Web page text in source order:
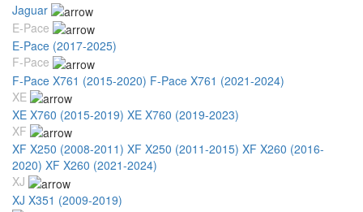
Jaguar
E-Pace
E-Pace (2017-2025)
F-Pace
F-Pace X761 (2015-2020) F-Pace X761 (2021-2024)
XE
XE X760 (2015-2019) XE X760 (2019-2023)
XF
XF X250 (2008-2011) XF X250 (2011-2015) XF X260 (2016-
2020) XF X260 (2021-2024)
XJ
XJ X351 (2009-2019)